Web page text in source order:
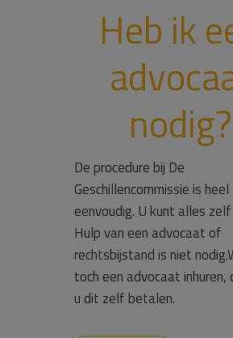
Heb ik
nodig?
De procedure bij De
Geschillencommissie is heel
eenvoudig. U kunt alles
Hulp van een advocaat of
rechtsbijstand is niet
toch een advocaat inhuren,
u dit zelf betalen.